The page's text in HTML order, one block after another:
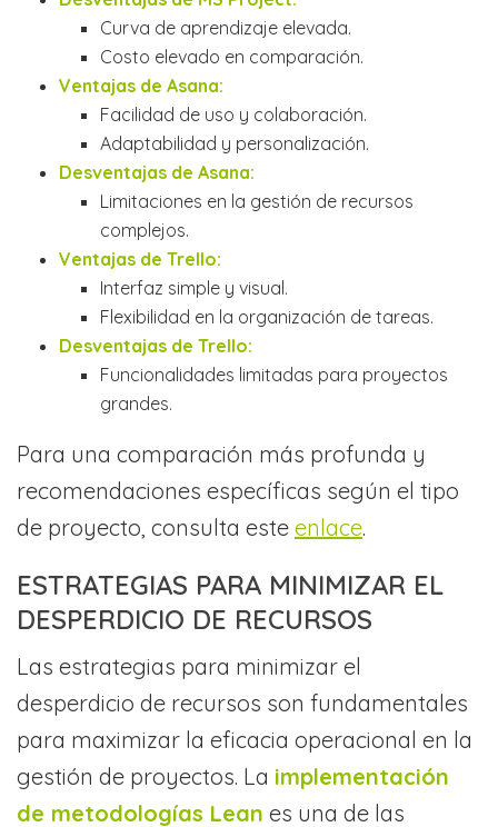
Curva de aprendizaje elevada.
Costo elevado en comparación.
Ventajas de Asana:
Facilidad de uso y colaboración.
Adaptabilidad y personalización.
Desventajas de Asana:
Limitaciones en la gestión de recursos
complejos.
Ventajas de Trello:
Interfaz simple y visual.
Flexibilidad en la organización de tareas.
Desventajas de Trello:
Funcionalidades limitadas para proyectos
grandes.
Para una comparación más profunda y
recomendaciones específicas según el tipo
de proyecto, consulta este enlace.
ESTRATEGIAS PARA MINIMIZAR EL
DESPERDICIO DE RECURSOS
Las estrategias para minimizar el
desperdicio de recursos son fundamentales
para maximizar la eficacia operacional en la
gestión de proyectos. La implementación
de metodologías Lean es una de las